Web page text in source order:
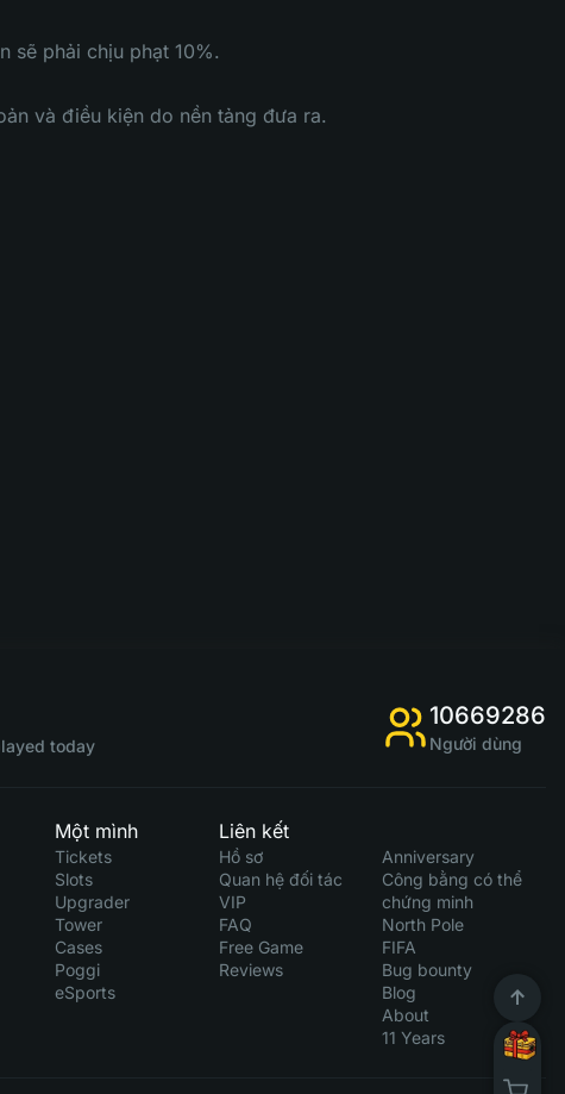
sẽ phải chịu phạt 10%.
và điều kiện do nền tảng đưa ra.
today
10669286
Người dùng
Một mình
Tickets
Slots
Upgrader
Tower
Cases
Poggi
eSports
Liên kết
Hồ sơ
Quan hệ đối tác
VIP
FAQ
Free Game
Reviews
Anniversary
Công bằng có thể
chứng minh
North Pole
FIFA
Bug bounty
Blog
About
11 Years